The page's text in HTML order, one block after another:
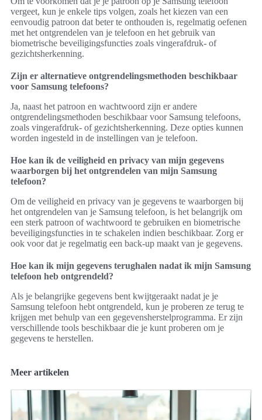
vergeet, kun je enkele tips volgen, zoals het kiezen van een
eenvoudig patroon dat beter te onthouden is, regelmatig oefenen
met het ontgrendelen van je telefoon en het gebruik van
biometrische beveiligingsfuncties zoals vingerafdruk- of
gezichtsherkenning.
Zijn er alternatieve ontgrendelingsmethoden beschikbaar
voor Samsung telefoons?
Ja, naast het patroon en wachtwoord zijn er andere
ontgrendelingsmethoden beschikbaar voor Samsung telefoons,
zoals vingerafdruk- of gezichtsherkenning. Deze opties kunnen
worden ingesteld in de instellingen van je telefoon.
Hoe kan ik de veiligheid en privacy van mijn gegevens
waarborgen bij het ontgrendelen van mijn Samsung
telefoon?
Om de veiligheid en privacy van je gegevens te waarborgen bij
het ontgrendelen van je Samsung telefoon, is het belangrijk om
een sterk patroon of wachtwoord te gebruiken en biometrische
beveiligingsfuncties in te schakelen indien beschikbaar. Zorg er
ook voor dat je regelmatig een back-up maakt van je gegevens.
Hoe kan ik mijn gegevens terughalen nadat ik mijn Samsung
telefoon heb ontgrendeld?
Als je belangrijke gegevens bent kwijtgeraakt nadat je je
Samsung telefoon hebt ontgrendeld, kun je proberen ze terug te
krijgen met behulp van een gegevensherstelprogramma. Er zijn
verschillende tools beschikbaar die je kunt proberen om je
gegevens te herstellen.
Meer artikelen